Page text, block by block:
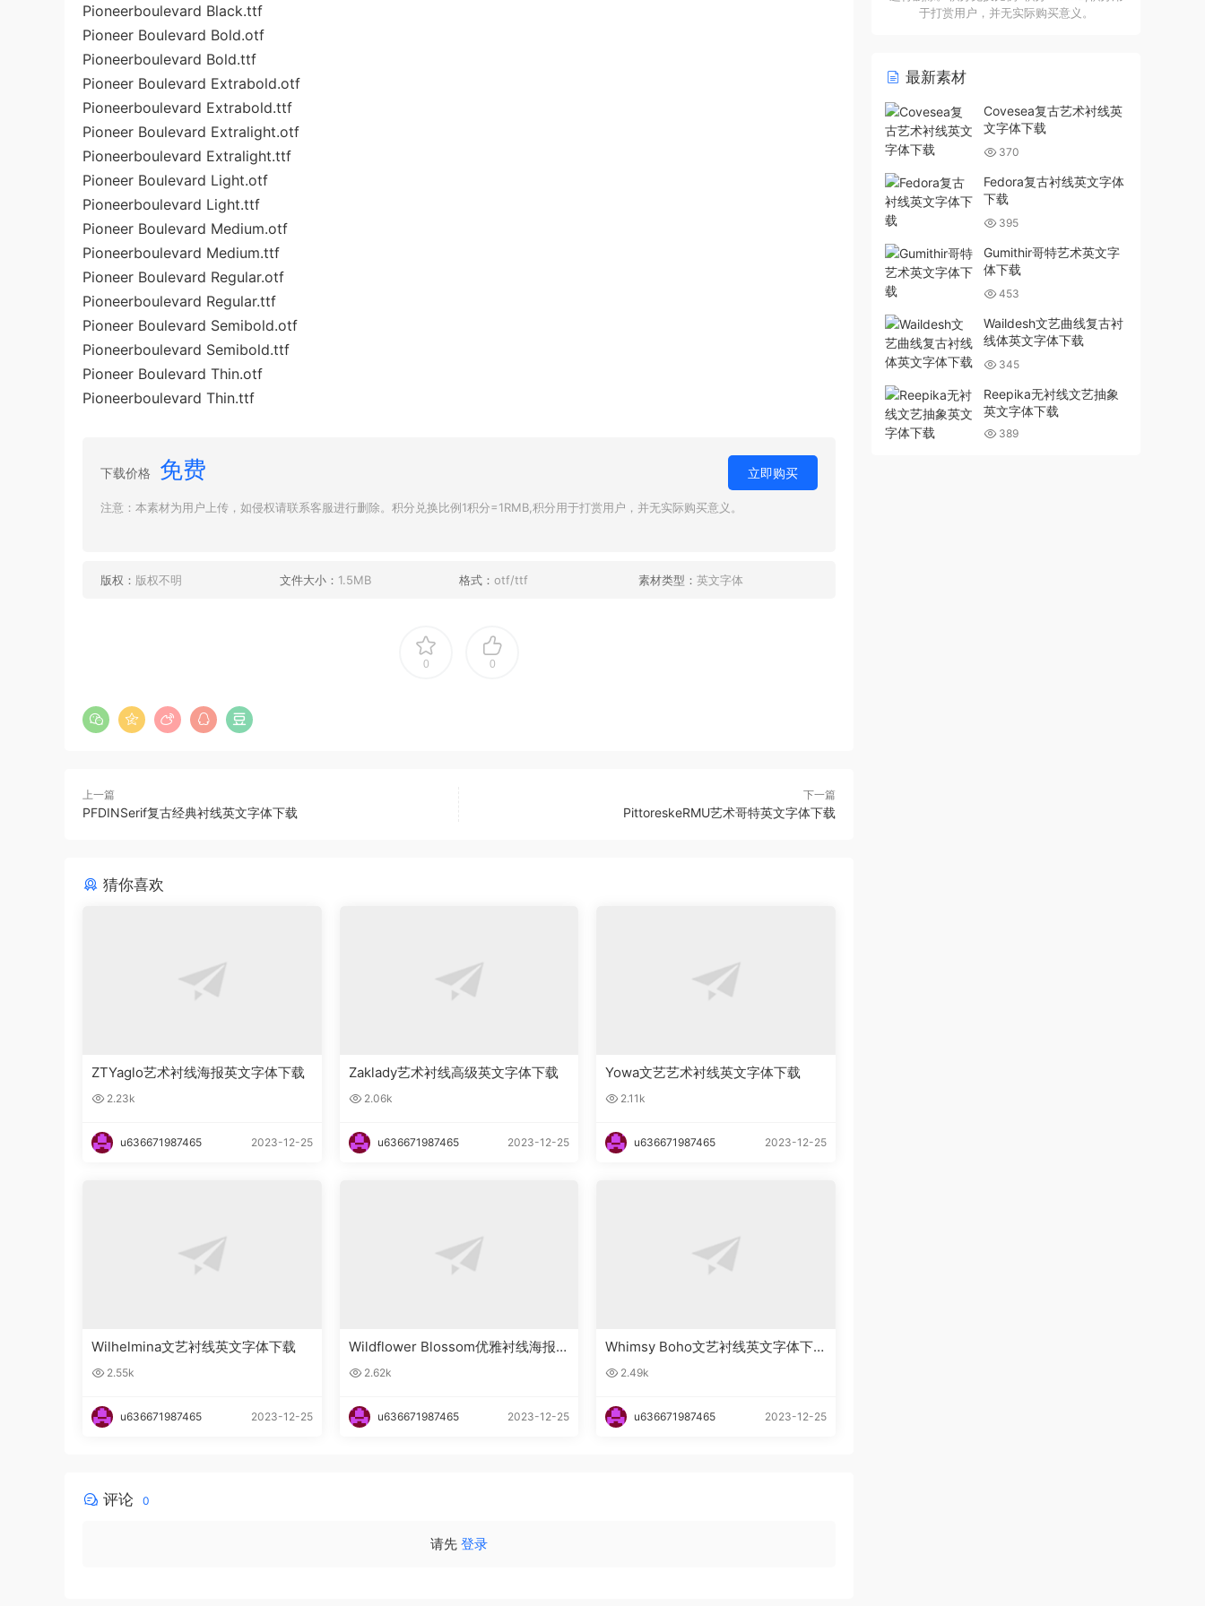
Pioneerboulevard Black.ttf
Pioneer Boulevard Bold.otf
Pioneerboulevard Bold.ttf
Pioneer Boulevard Extrabold.otf
Pioneerboulevard Extrabold.ttf
Pioneer Boulevard Extralight.otf
Pioneerboulevard Extralight.ttf
Pioneer Boulevard Light.otf
Pioneerboulevard Light.ttf
Pioneer Boulevard Medium.otf
Pioneerboulevard Medium.ttf
Pioneer Boulevard Regular.otf
Pioneerboulevard Regular.ttf
Pioneer Boulevard Semibold.otf
Pioneerboulevard Semibold.ttf
Pioneer Boulevard Thin.otf
Pioneerboulevard Thin.ttf
下载价格 免费 立即购买
注意：本素材为用户上传，如侵权请联系客服进行删除。积分兑换比例1积分=1RMB,积分用于打赏用户，并无实际购买意义。
版权： 版权不明 文件大小： 1.5MB 格式： otf/ttf 素材类型： 英文字体
0 0
上一篇
PFDINSerif复古经典衬线英文字体下载
下一篇
PittoreskeRMU艺术哥特英文字体下载
猜你喜欢
ZTYaglo艺术衬线海报英文字体下载
2.23k
u636671987465 2023-12-25
Zaklady艺术衬线高级英文字体下载
2.06k
u636671987465 2023-12-25
Yowa文艺艺术衬线英文字体下载
2.11k
u636671987465 2023-12-25
Wilhelmina文艺衬线英文字体下载
2.55k
u636671987465 2023-12-25
Wildflower Blossom优雅衬线海报英
文字体下载
2.62k
u636671987465 2023-12-25
Whimsy Boho文艺衬线英文字体下
载 2.49k
u636671987465 2023-12-25
评论 0
请先 登录
于打赏用户，并无实际购买意义。
最新素材
Covesea复古艺术衬线英
文字体下载
370
Fedora复古衬线英文字体
下载
395
Gumithir哥特艺术英文字
体下载
453
Waildesh文艺曲线复古衬
线体英文字体下载
345
Reepika无衬线文艺抽象
英文字体下载
389